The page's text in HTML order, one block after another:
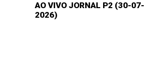
AO VIVO JORNAL P2 (30-07-
2026)